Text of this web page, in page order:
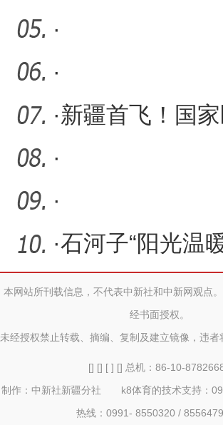
·
·
·新疆首飞！国
中心“昆岗号”医
·
·
·石河子“阳光温
爱心捐赠暖寒冬
本网站所刊载信息，不代表中新社和中新网观点
经书面授权。
未经授权禁止转载、摘编、复制及建立镜像，违者
[] [] [ ] [] 总机：86-10-
制作：中新社新疆分社 k8体育的技术支持：
热线：0991- 8550320 /